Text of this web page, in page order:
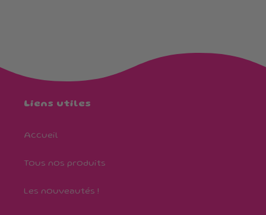
Liens utiles
Accueil
Tous nos produits
Les nouveautés !